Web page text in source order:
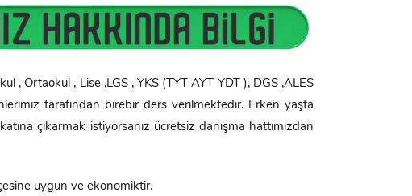
, Ortaokul , Lise ,LGS , YKS (TYT AYT YDT ), DGS ,ALES
tarafından birebir ders verilmektedir. Erken yaşta
çıkarmak istiyorsanız ücretsiz danışma hattımızdan
uygun ve ekonomiktir.